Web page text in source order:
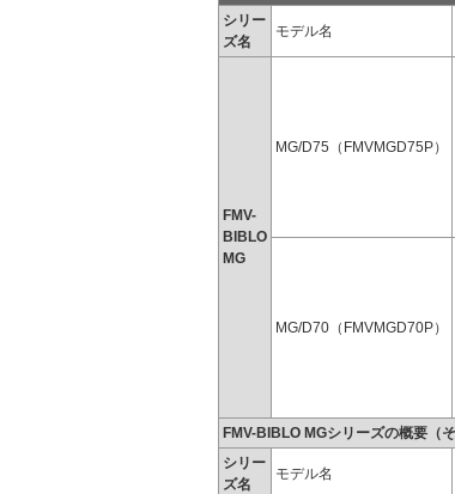
シリー
ズ名
モデル名
FMV-
BIBLO
MG
MG/D75（FMVMGD75P）
MG/D70（FMVMGD70P）
FMV-BIBLO MGシリーズの概要（そ
シリー
ズ名
モデル名